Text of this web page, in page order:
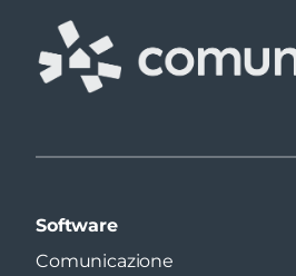
Software
Comunicazione